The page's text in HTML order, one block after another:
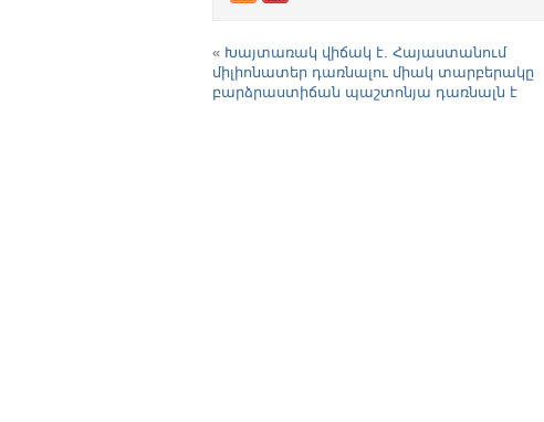
« Խայտառակ վիճակ է. Հայաստանում
միլիոնատեր դառնալու միակ տարբերակը
բարձրաստիճան պաշտոնյա դառնալն է